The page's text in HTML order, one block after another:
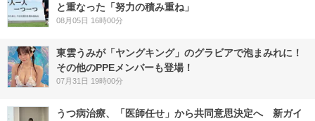
と重なった「努力の積み重ね」
08月05日 16時00分
東雲うみが「ヤングキング」のグラビアで泡まみれに！
その他のPPEメンバーも登場！
07月31日 19時00分
うつ病治療、「医師任せ」から共同意思決定へ 新ガイ